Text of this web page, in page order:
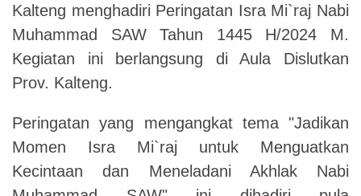
Kalteng menghadiri Peringatan Isra Mi`raj Nabi
Muhammad SAW Tahun 1445 H/2024 M.
Kegiatan ini berlangsung di Aula Dislutkan
Prov. Kalteng.
Peringatan yang mengangkat tema "Jadikan
Momen Isra Mi`raj untuk Menguatkan
Kecintaan dan Meneladani Akhlak Nabi